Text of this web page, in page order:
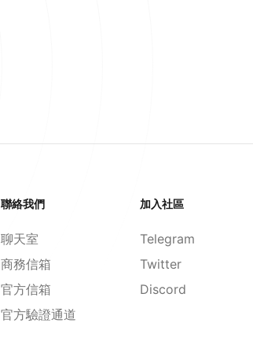
聯絡我們
聊天室
商務信箱
官方信箱
官方驗證通道
加入社區
Telegram
Twitter
Discord